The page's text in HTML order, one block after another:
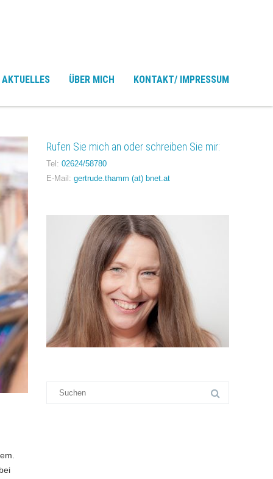
AKTUELLES ÜBER MICH KONTAKT/ IMPRESSUM
Rufen Sie mich an oder schreiben Sie mir:
Tel: 02624/58780
E-Mail: gertrude.thamm (at) bnet.at